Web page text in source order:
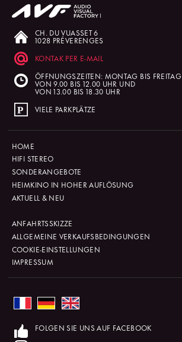
CH. DU VUASSET 6
1028 PRÉVERENGES
KONTAK PER E-MAIL
ÖFFNUNGSZEITEN: MONTAG BIS FREITAG
VON 9.00 BIS 12.00 UHR UND
VON 13.00 BIS 18.30 UHR
VIELE PARKPLÄTZE
HOME
HIFI STEREO
SONDERANGEBOTE
HEIMKINO IN HOHER AUFLÖSUNG
AKTUELL & NEU
ANFAHRTSSKIZZE
ALLGEMEINE VERKAUFSBEDINGUNGEN
COOKIE-EINSTELLUNGEN
IMPRESSUM
FOLGEN SIE UNS AUF FACEBOOK